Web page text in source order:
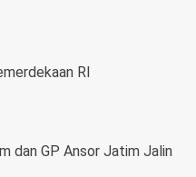
RI
dan GP Ansor Jatim Jalin